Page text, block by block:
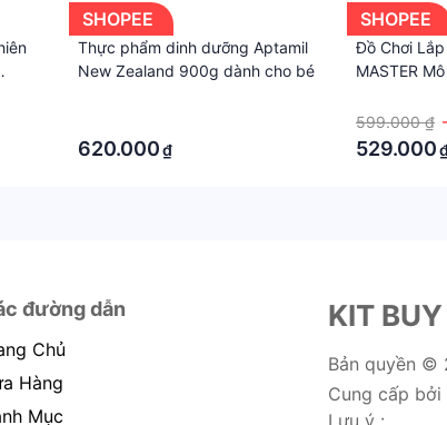
SHOPEE
Thực phẩm dinh dưỡng Aptamil
New Zealand 900g dành cho bé
620.000₫
SHOPEE
Đồ Chơi
MASTER
No.8041
Với
599.000 ₫
529.000
đường dẫn
Chủ
Hàng
Mục
KIT BUY
Bản quyền ©
Cung cấp bởi
Lưu ý :